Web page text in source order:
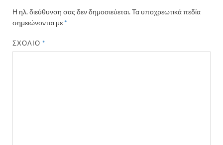
Η ηλ. διεύθυνση σας δεν δημοσιεύεται.Τα υποχρεωτικά πεδία
σημειώνονται με *
ΣΧΌΛΙΟ*